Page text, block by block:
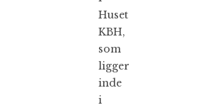
Huset
KBH,
som
ligger
inde
i